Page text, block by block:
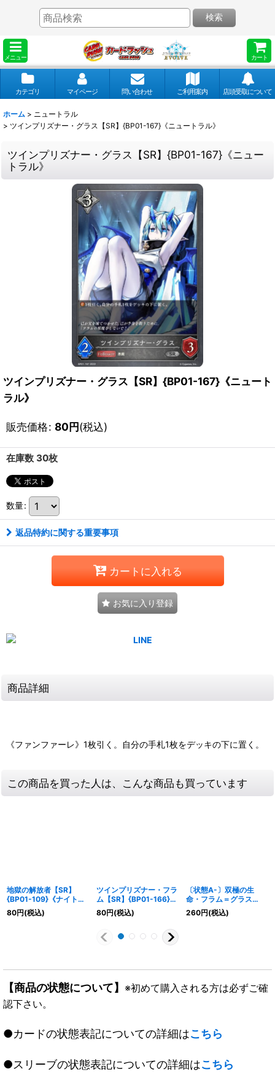
メニュー カート
検索
カテゴリ マイページ 問い合わせ ご利用案内 店頭受取について
ホーム > ニュートラル
> ツインプリズナー・グラス【SR】{BP01-167}《ニュートラル》
ツインプリズナー・グラス【SR】{BP01-167}《ニュー
トラル》
ツインプリズナー・グラス【SR】{BP01-167}《ニュート
ラル》
販売価格: 80円(税込)
在庫数 30枚
数量:
返品特約に関する重要事項
カートに入れる
お気に入り登録
商品詳細
《ファンファーレ》1枚引く。自分の手札1枚をデッキの下に置く。
この商品を買った人は、こんな商品も買っています
地獄の解放者【SR】
{BP01-109}《ナイトメ
ア》
80円(税込)
ツインプリズナー・フラ
ム【SR】{BP01-166}
《ニュートラル》
80円(税込)
〔状態A-〕双極の生
命・フラム＝グラス
【LG】{BP14-107}《ニ
ュートラル》
260円(税込)
【商品の状態について】 ※初めて購入される方は必ずご確
認下さい。
●カードの状態表記についての詳細はこちら
●スリーブの状態表記についての詳細はこちら